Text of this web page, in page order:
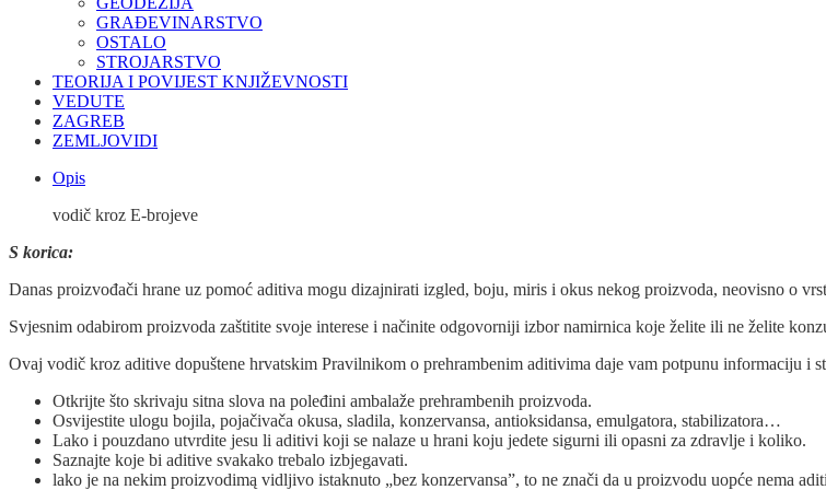
GRAĐEVINARSTVO
OSTALO
STROJARSTVO
TEORIJA I POVIJEST KNJIŽEVNOSTI
VEDUTE
ZAGREB
ZEMLJOVIDI
Opis
vodič kroz E-brojeve
S korica:
Danas proizvođači hrane uz pomoć aditiva mogu dizajnirati izgled, boju, miris i okus nekog proizvoda, neovisno o
Svjesnim odabirom proizvoda zaštitite svoje interese i načinite odgovorniji izbor namirnica koje želite ili ne želite
Ovaj vodič kroz aditive dopuštene hrvatskim Pravilnikom o prehrambenim aditivima daje vam potpunu informaciju i
Otkrijte što skrivaju sitna slova na poleđini ambalaže prehrambenih proizvoda.
Osvijestite ulogu bojila, pojačivača okusa, sladila, konzervansa, antioksidansa, emulgatora, stabilizatora…
Lako i pouzdano utvrdite jesu li aditivi koji se nalaze u hrani koju jedete sigurni ili opasni za zdravlje i koliko.
Saznajte koje bi aditive svakako trebalo izbjegavati.
lako je na nekim proizvodimą vidljivo istaknuto „bez konzervansa”, to ne znači da u proizvodu uopće nema